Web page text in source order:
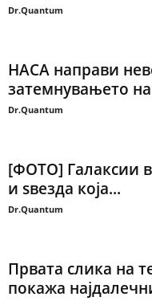
Dr.Quantum
НАСА направи
затемнувањето
Dr.Quantum
[ФОТО] Галаксии
и ѕвезда која...
Dr.Quantum
Првата слика на
покажа